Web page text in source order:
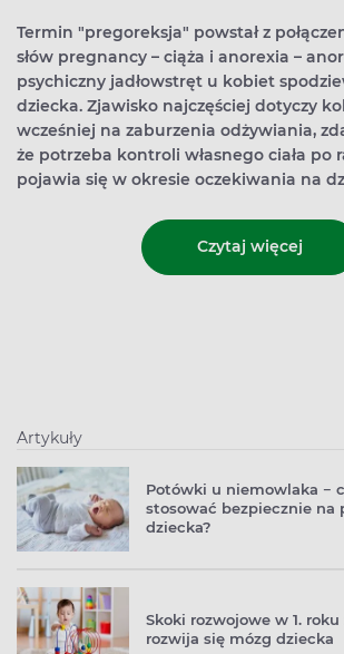
Termin "pregoreksja" powstał z
słów pregnancy – ciąża i anorexia –
psychiczny jadłowstręt u kobiet
dziecka. Zjawisko najczęściej dotyczy
wcześniej na zaburzenia odżywiania,
że potrzeba kontroli własnego ciała po
pojawia się w okresie oczekiwania na
Czytaj więcej
Artykuły
Potówki u niemowlaka −
stosować bezpiecznie na
dziecka?
Skoki rozwojowe w 1.
rozwija się mózg dziecka